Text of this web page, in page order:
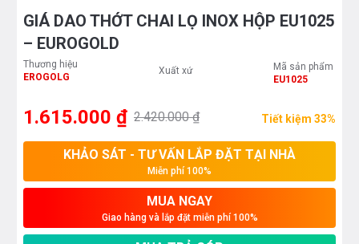
GIÁ DAO THỚT CHAI LỌ INOX HỘP EU1025
– EUROGOLD
Thương hiệu
EROGOLG
Xuất xứ
Mã sản phẩm
EU1025
1.615.000 ₫ 2.420.000 ₫ Tiết kiệm 33%
KHẢO SÁT - TƯ VẤN LẮP ĐẶT TẠI NHÀ
Miễn phí 100%
MUA NGAY
Giao hàng và lắp đặt miễn phí 100%